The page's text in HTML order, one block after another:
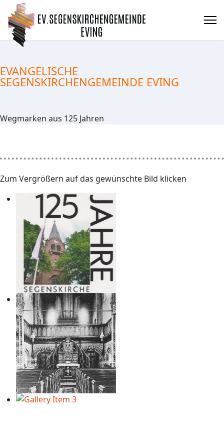
EVANGELISCHE
SEGENSKIRCHENGEMEINDE EVING
Wegmarken aus 125 Jahren
Zum Vergrößern auf das gewünschte Bild klicken